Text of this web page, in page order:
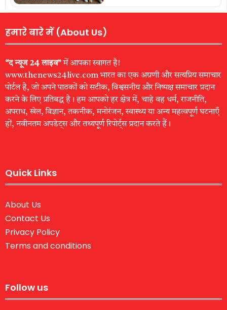
हमारे बारे में (About Us)
“द न्यूज 24 लाइव”में आपका स्वागत है!
www.thenews24live.com भारत का एक अग्रणी और सत्यप्रिय समाचार
पोर्टल है, जो अपने पाठकों को सटीक, विश्वसनीय और निष्पक्ष समाचार प्रदान
करने के लिए प्रतिबद्ध है। हम आपको हर क्षेत्र में, चाहे वह धर्म, राजनीति,
अपराध, खेल, विज्ञान, तकनीक, मनोरंजन, स्वास्थ्य या अन्य महत्वपूर्ण घटनाएँ
हों, नवीनतम अपडेट्स और तथ्यपूर्ण रिपोर्ट्स प्रदान करते हैं।
Quick Links
About Us
Contact Us
Privacy Policy
Terms and conditions
Follow us